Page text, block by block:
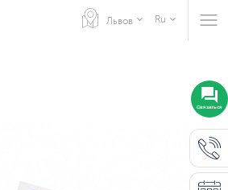
Львов Ru